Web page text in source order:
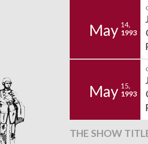
May 14,
1993
May 15,
1993
THE SHOW